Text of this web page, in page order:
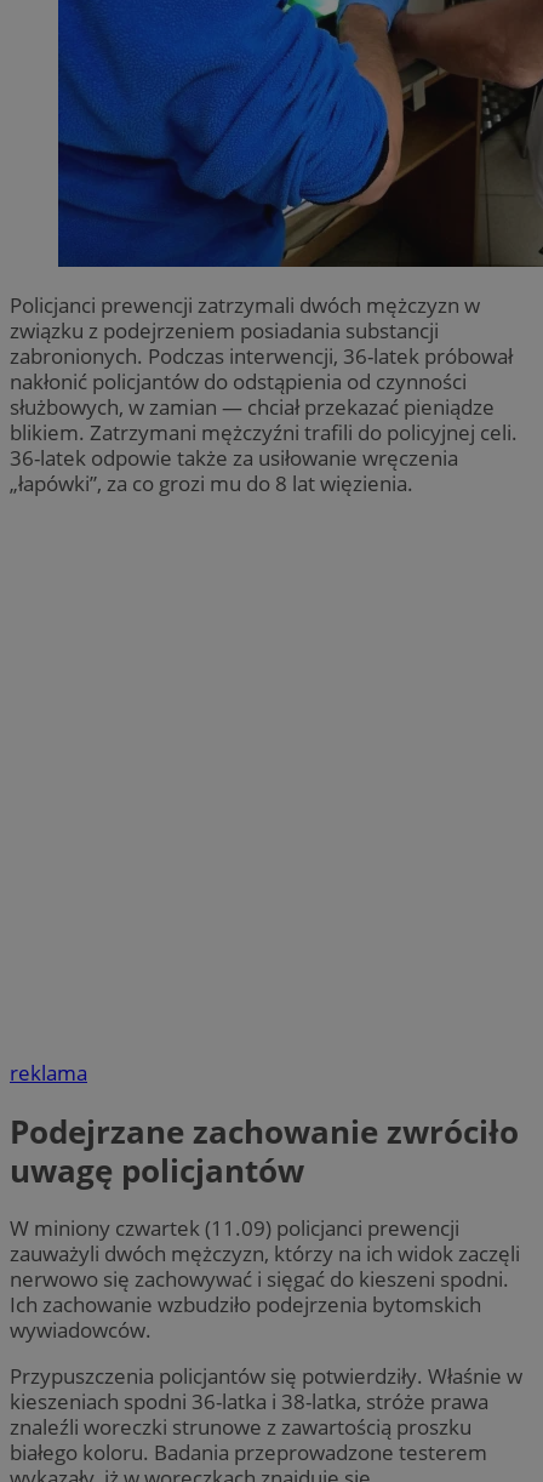
Policjanci prewencji zatrzymali dwóch mężczyzn w
związku z podejrzeniem posiadania substancji
zabronionych. Podczas interwencji, 36-latek próbował
nakłonić policjantów do odstąpienia od czynności
służbowych, w zamian — chciał przekazać pieniądze
blikiem. Zatrzymani mężczyźni trafili do policyjnej celi.
36-latek odpowie także za usiłowanie wręczenia
„łapówki”, za co grozi mu do 8 lat więzienia.
reklama
Podejrzane zachowanie zwróciło
uwagę policjantów
W miniony czwartek (11.09) policjanci prewencji
zauważyli dwóch mężczyzn, którzy na ich widok zaczęli
nerwowo się zachowywać i sięgać do kieszeni spodni.
Ich zachowanie wzbudziło podejrzenia bytomskich
wywiadowców.
Przypuszczenia policjantów się potwierdziły. Właśnie w
kieszeniach spodni 36-latka i 38-latka, stróże prawa
znaleźli woreczki strunowe z zawartością proszku
białego koloru. Badania przeprowadzone testerem